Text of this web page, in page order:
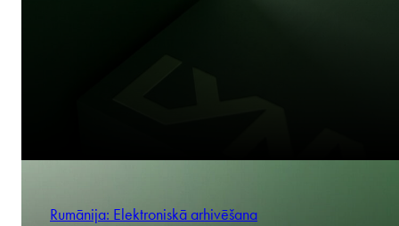
Rumānija: Elektroniskā arhivēšana